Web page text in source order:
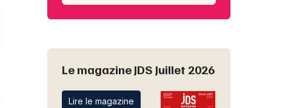
Le magazine JDS Juillet 2026
Lire le magazine